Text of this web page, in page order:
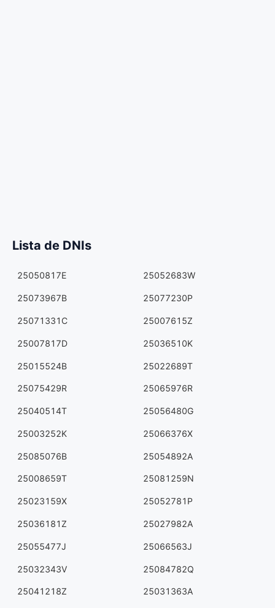
Lista de DNIs
25050817E 25052683W
25073967B 25077230P
25071331C 25007615Z
25007817D 25036510K
25015524B 25022689T
25075429R 25065976R
25040514T 25056480G
25003252K 25066376X
25085076B 25054892A
25008659T 25081259N
25023159X 25052781P
25036181Z 25027982A
25055477J 25066563J
25032343V 25084782Q
25041218Z 25031363A